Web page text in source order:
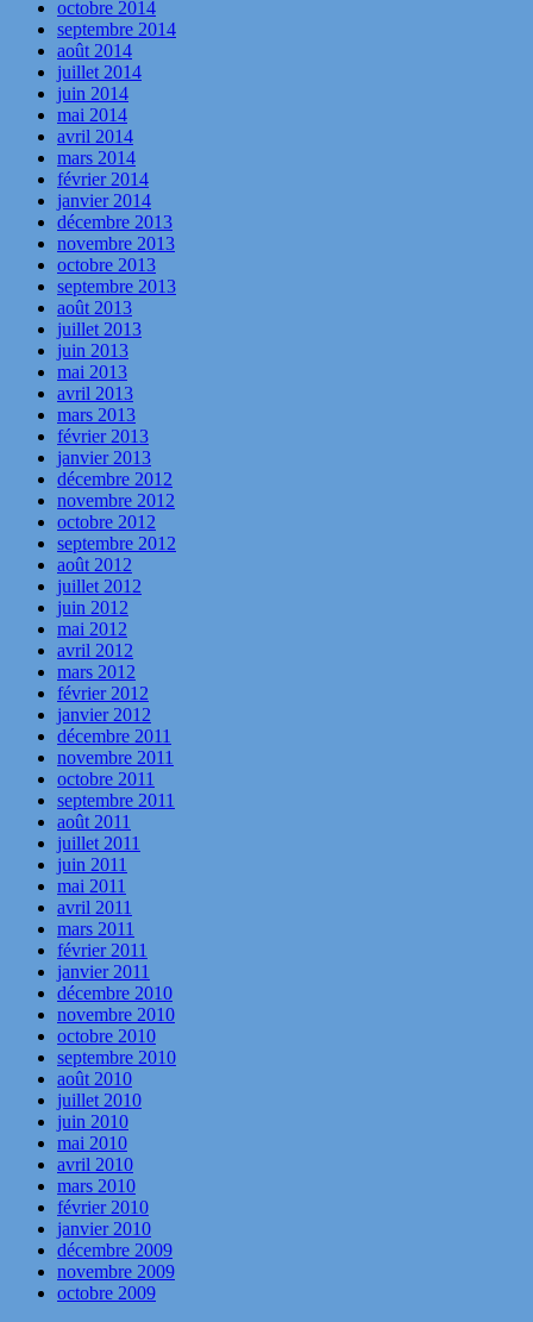
octobre 2014
septembre 2014
août 2014
juillet 2014
juin 2014
mai 2014
avril 2014
mars 2014
février 2014
janvier 2014
décembre 2013
novembre 2013
octobre 2013
septembre 2013
août 2013
juillet 2013
juin 2013
mai 2013
avril 2013
mars 2013
février 2013
janvier 2013
décembre 2012
novembre 2012
octobre 2012
septembre 2012
août 2012
juillet 2012
juin 2012
mai 2012
avril 2012
mars 2012
février 2012
janvier 2012
décembre 2011
novembre 2011
octobre 2011
septembre 2011
août 2011
juillet 2011
juin 2011
mai 2011
avril 2011
mars 2011
février 2011
janvier 2011
décembre 2010
novembre 2010
octobre 2010
septembre 2010
août 2010
juillet 2010
juin 2010
mai 2010
avril 2010
mars 2010
février 2010
janvier 2010
décembre 2009
novembre 2009
octobre 2009